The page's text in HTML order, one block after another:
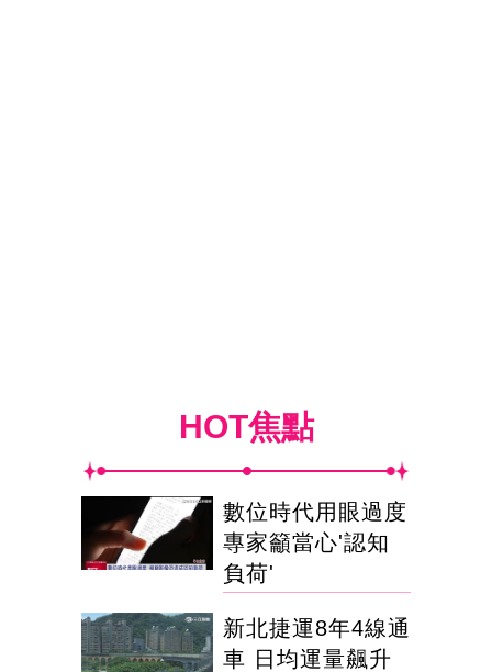
HOT焦點
數位時代用眼過度
專家籲當心'認知
負荷'
新北捷運8年4線通
車 日均運量飆升